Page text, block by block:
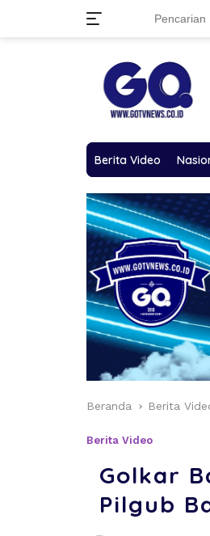
Berita Video
Beranda Berita
Berita Video
Golkar
Pilgub